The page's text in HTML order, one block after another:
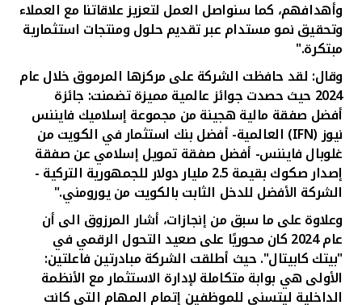
وأهدافهم، كما سنواصل العمل لتعزيز علاقاتنا مع العملاء
وتحقيق نمو مستدام عبر تقديم حلول ومنتجات استثمارية
مبتكرة."
وقال: لقد حافظت الشركة على مركزها المرموق خلال عام
2024 حيث حصدت جوائز عالمية مميزة تضمنت: جائزة
أفضل صفقة مالية هجينة من مجموعة إسلاميك فايننس
نيوز(IFN) العالمية- أفضل بنك استثمار في الكويت من
غلوبال فايننس- أفضل صفقة تمويل إسلامي عن صفقة
إصدار صكوك بقيمة 2.5 مليار دولار للجمهورية التركية -
الشركة الأفضل للدخل الثابت بالكويت من يورومني."
وعلاوة على ما سبق من إنجازات، أشار المرزوق الى أن
عام 2024 كان محوريًا على صعيد التحول الرقمي في
"بيتك كابيتال". حيث أطلقت الشركة مبادرتين فاعلتين:
الأولى هي بوابة متكاملة لإدارة الاستثمار مع الأنظمة
الداخلية ليتسنى للموظفين إتمام المهام التي كانت